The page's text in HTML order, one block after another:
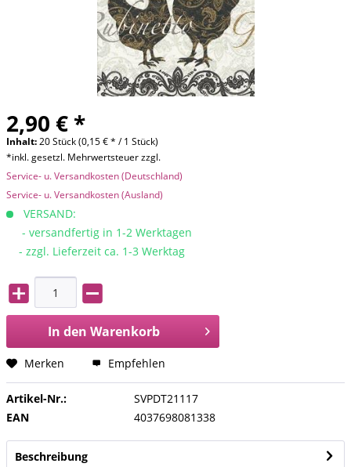
2,90 € *
Inhalt:20 Stück (0,15 € * / 1 Stück)
*inkl. gesetzl. Mehrwertsteuer zzgl.
Service- u. Versandkosten (Deutschland)
Service- u. Versandkosten (Ausland)
VERSAND:
- versandfertig in 1-2 Werktagen
- zzgl. Lieferzeit ca. 1-3 Werktag
In den Warenkorb
Merken Empfehlen
Artikel-Nr.:
SVPDT21117
EAN
4037698081338
Beschreibung